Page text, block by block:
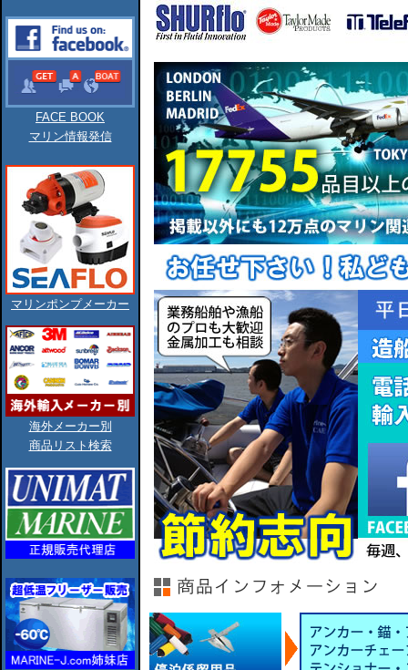
FACE BOOK
マリン情報発信
マリンポンプメーカー
海外メーカー別
商品リスト検索